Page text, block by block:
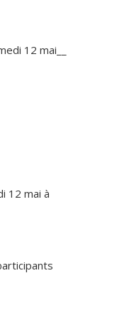
12 mai__
12 mai à